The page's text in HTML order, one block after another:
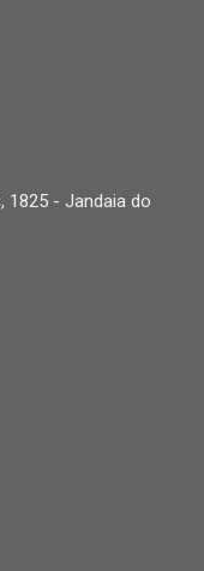
1825 - Jandaia do